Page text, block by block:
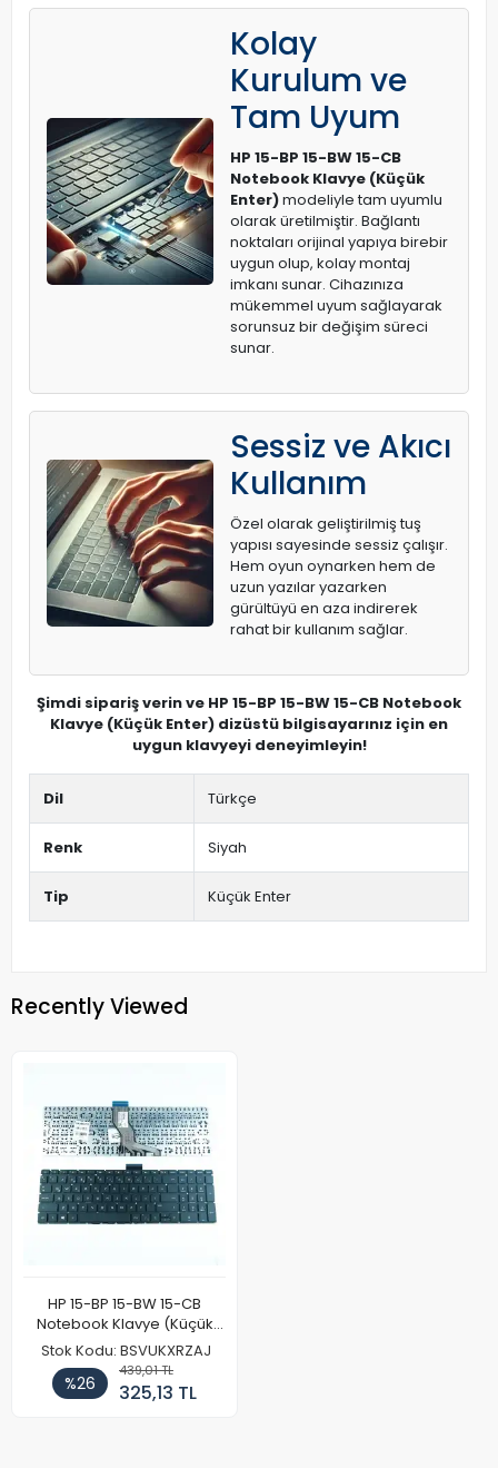
Kolay
Kurulum ve
Tam Uyum
HP 15-BP 15-BW 15-CB
Notebook Klavye (Küçük
Enter)modeliyle tam uyumlu
olarak üretilmiştir. Bağlantı
noktaları orijinal yapıya birebir
uygun olup, kolay montaj
imkanı sunar. Cihazınıza
mükemmel uyum sağlayarak
sorunsuz bir değişim süreci
sunar.
Sessiz ve Akıcı
Kullanım
Özel olarak geliştirilmiş tuş
yapısı sayesinde sessiz çalışır.
Hem oyun oynarken hem de
uzun yazılar yazarken
gürültüyü en aza indirerek
rahat bir kullanım sağlar.
Şimdi sipariş verin ve HP 15-BP 15-BW 15-CB Notebook
Klavye (Küçük Enter) dizüstü bilgisayarınız için en
uygun klavyeyi deneyimleyin!
Dil Türkçe
Renk Siyah
Tip Küçük Enter
Recently Viewed
HP 15-BP 15-BW 15-CB
Notebook Klavye (Küçük
Enter)
Stok Kodu: BSVUKXRZAJ
%26
439,01 TL
325,13 TL